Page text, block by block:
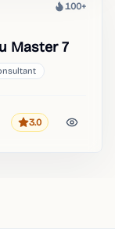
Heat
100+
Master 7
Rating
3.0